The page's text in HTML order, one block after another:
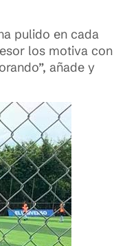
pulido en cada
los motiva con
añade y